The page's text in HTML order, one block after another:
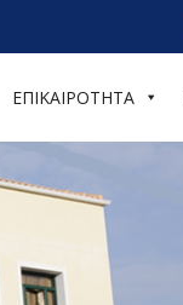
ΕΠΙΚΑΙΡΟΤΗΤΑ